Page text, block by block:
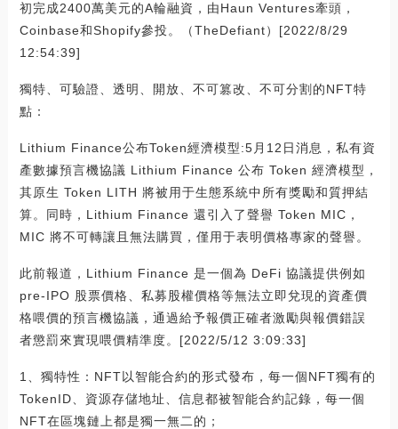
初完成2400萬美元的A輪融資，由Haun Ventures牽頭，
Coinbase和Shopify參投。（TheDefiant）[2022/8/29
12:54:39]
獨特、可驗證、透明、開放、不可篡改、不可分割的NFT特
點：
Lithium Finance公布Token經濟模型:5月12日消息，私有資
產數據預言機協議 Lithium Finance 公布 Token 經濟模型，
其原生 Token LITH 將被用于生態系統中所有獎勵和質押結
算。同時，Lithium Finance 還引入了聲譽 Token MIC，
MIC 將不可轉讓且無法購買，僅用于表明價格專家的聲譽。
此前報道，Lithium Finance 是一個為 DeFi 協議提供例如
pre-IPO 股票價格、私募股權價格等無法立即兌現的資產價
格喂價的預言機協議，通過給予報價正確者激勵與報價錯誤
者懲罰來實現喂價精準度。[2022/5/12 3:09:33]
1、獨特性：NFT以智能合約的形式發布，每一個NFT獨有的
TokenID、資源存儲地址、信息都被智能合約記錄，每一個
NFT在區塊鏈上都是獨一無二的；